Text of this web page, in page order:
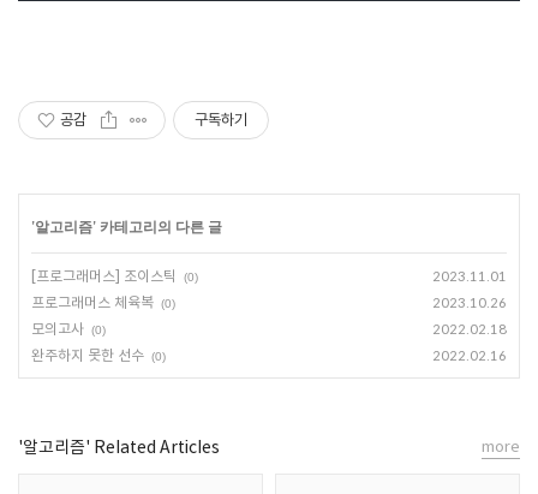
공감 구독하기
'알고리즘' 카테고리의 다른 글
[프로그래머스] 조이스틱 (0) 2023.11.01
프로그래머스 체육복 (0) 2023.10.26
모의고사 (0) 2022.02.18
완주하지 못한 선수 (0) 2022.02.16
'알고리즘' Related Articles more